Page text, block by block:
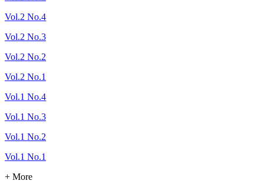
Vol.2 No.4
Vol.2 No.3
Vol.2 No.2
Vol.2 No.1
Vol.1 No.4
Vol.1 No.3
Vol.1 No.2
Vol.1 No.1
+ More